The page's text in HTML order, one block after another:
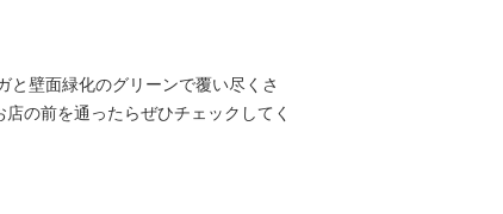
壁面緑化のグリーンで覆い尽くさ
の前を通ったらぜひチェックしてく